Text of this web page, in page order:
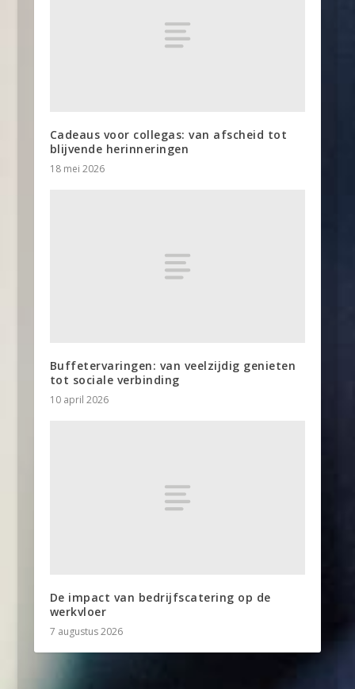
Cadeaus voor collegas: van afscheid tot
blijvende herinneringen
18 mei 2026
Buffetervaringen: van veelzijdig genieten
tot sociale verbinding
10 april 2026
De impact van bedrijfscatering op de
werkvloer
7 augustus 2026